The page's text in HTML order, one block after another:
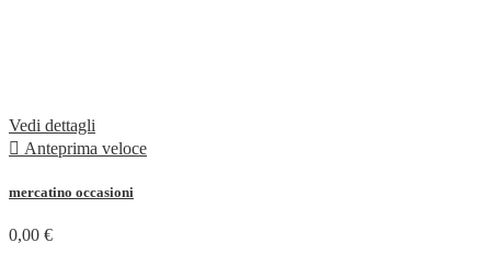
Vedi dettagli
 Anteprima veloce
mercatino occasioni
0,00 €